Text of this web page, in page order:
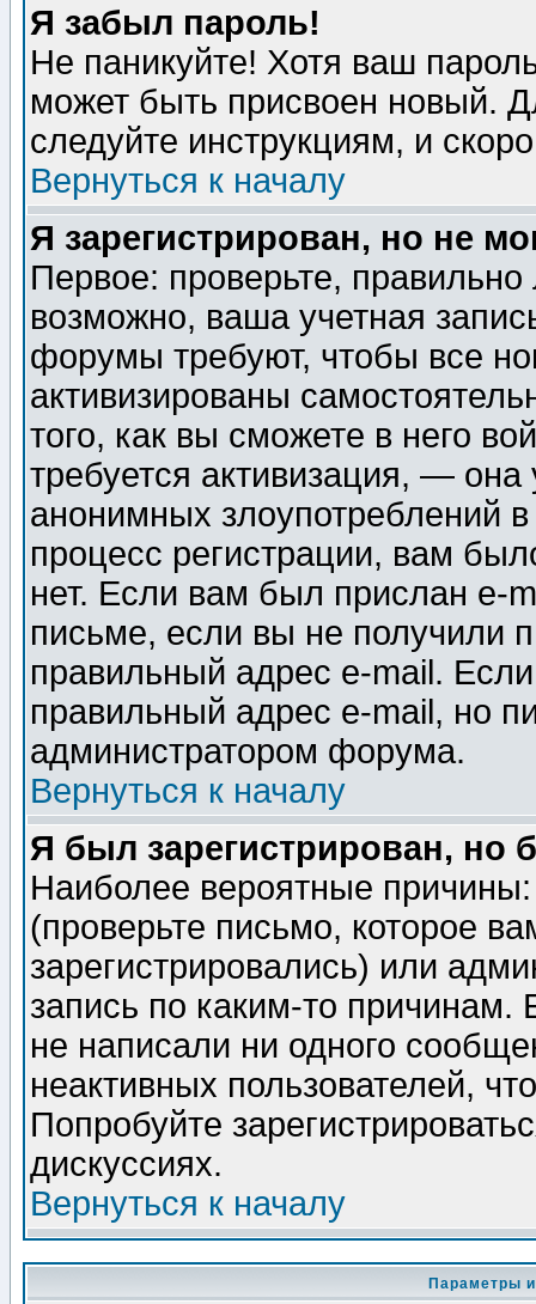
Я забыл пароль!
Не паникуйте! Хотя ваш
может быть присвоен новый.
следуйте инструкциям, и
Вернуться к началу
Я зарегистрирован, но не
Первое: проверьте,
возможно, ваша учетная
форумы требуют, чтобы все
активизированы
того, как вы сможете в него
требуется активизация, —
анонимных злоупотреблений
процесс регистрации, вам
нет. Если вам был прислан e-
письме, если вы не получили
правильный адрес e-mail.
правильный адрес e-mail, но
администратором форума.
Вернуться к началу
Я был зарегистрирован, но
Наиболее вероятные
(проверьте письмо, которое
зарегистрировались) или
запись по каким-то
не написали ни одного
неактивных пользователей,
Попробуйте
дискуссиях.
Вернуться к началу
Параметры